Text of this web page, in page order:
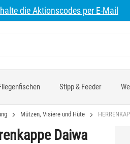
die Aktionscodes per E-Mail
Stipp & Feeder
Mützen, Visiere und Hüte
Daiwa